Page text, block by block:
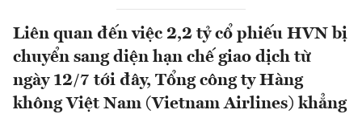
Liên quan đến việc 2,2 tỷ cổ phiếu HVN bị
chuyển sang diện hạn chế giao dịch từ
ngày 12/7 tới đây, Tổng công ty Hàng
không Việt Nam (Vietnam Airlines) khẳng